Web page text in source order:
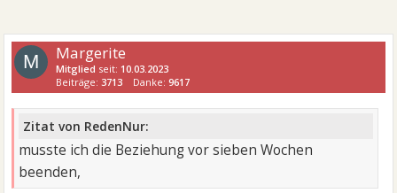
M Margerite
Mitglied seit: 10.03.2023
Beiträge: 3713 Danke:9617
Zitat von RedenNur:
musste ich die Beziehung vor sieben Wochen
beenden,